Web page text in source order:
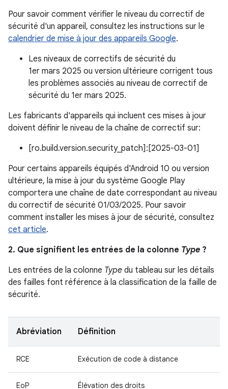
Pour savoir comment vérifier le niveau du correctif de
sécurité d'un appareil, consultez les instructions sur le
calendrier de mise à jour des appareils Google.
Les niveaux de correctifs de sécurité du
1er mars 2025 ou version ultérieure corrigent tous
les problèmes associés au niveau de correctif de
sécurité du 1er mars 2025.
Les fabricants d'appareils qui incluent ces mises à jour
doivent définir le niveau de la chaîne de correctif sur:
[ro.build.version.security_patch]:[2025-03-01]
Pour certains appareils équipés d'Android 10 ou version
ultérieure, la mise à jour du système Google Play
comportera une chaîne de date correspondant au niveau
du correctif de sécurité 01/03/2025. Pour savoir
comment installer les mises à jour de sécurité, consultez
cet article.
2. Que signifient les entrées de la colonne Type ?
Les entrées de la colonne Type du tableau sur les détails
des failles font référence à la classification de la faille de
sécurité.
Abréviation Définition
RCE Exécution de code à distance
EoP Élévation des droits